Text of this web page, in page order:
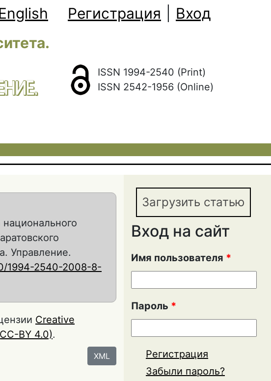
Регистрация
Вход
ISSN 1994-2540 (Print)
ISSN 2542-1956 (Online)
Управление.
1994-2540-2008-8-
Creative
BY 4.0).
XML
Загрузить статью
Вход на сайт
Имя пользователя *
Пароль *
Регистрация
Забыли пароль?